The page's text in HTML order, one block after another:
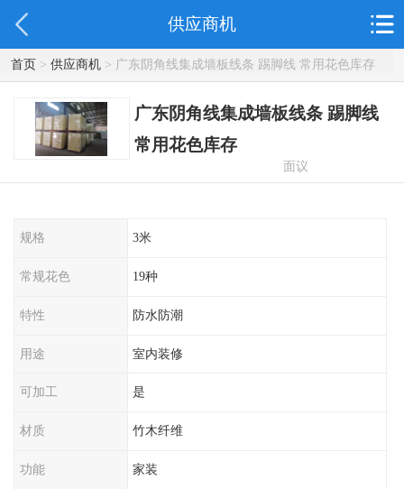
供应商机
首页> 供应商机> 广东阴角线集成墙板线条 踢脚线 常用花色库存
广东阴角线集成墙板线条 踢脚线
常用花色库存
面议
规格 3米
常规花色 19种
特性 防水防潮
用途 室内装修
可加工 是
材质 竹木纤维
功能 家装